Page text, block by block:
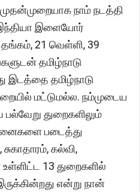
நாம் நடத்தி
இளையோர்
தங்கம், 21 வெள்ளி, 39
தமிழ்நாடு
இடத்தை தமிழ்நாடு
மட்டுமல்ல. நம்முடைய
பல்வேறு துறைகளிலும்
படைத்து
கல்வி,
13 துறைகளில்
என்று நான்